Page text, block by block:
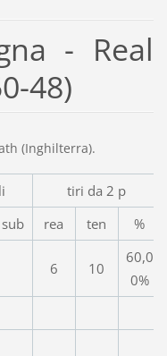
- Real
48)
(Inghilterra).
tiri da 2 p
sub rea ten %
6 10
60,0
0%